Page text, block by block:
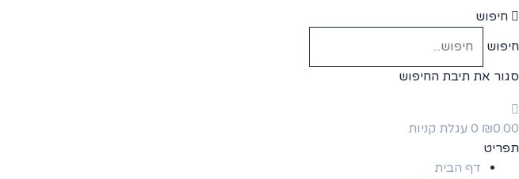
חיפוש
חיפוש
סגור את תיבת החיפוש
₪0.00
0 עגלת קניות
תפריט
דף הבית